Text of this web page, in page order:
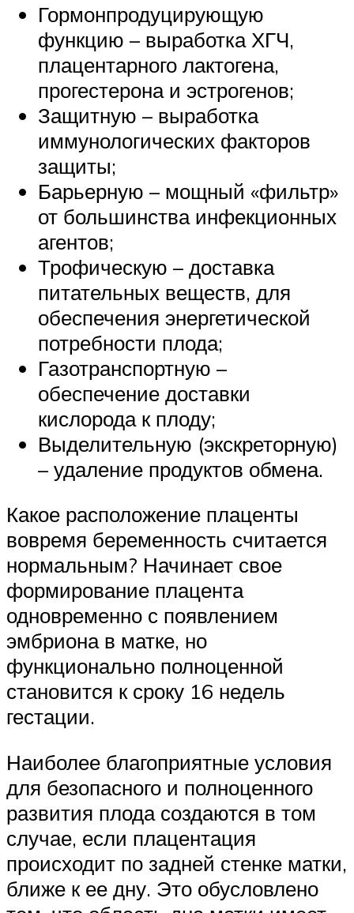
Гормонпродуцирующую
функцию – выработка ХГЧ,
плацентарного лактогена,
прогестерона и эстрогенов;
Защитную – выработка
иммунологических факторов
защиты;
Барьерную – мощный «фильтр»
от большинства инфекционных
агентов;
Трофическую – доставка
питательных веществ, для
обеспечения энергетической
потребности плода;
Газотранспортную –
обеспечение доставки
кислорода к плоду;
Выделительную (экскреторную)
– удаление продуктов обмена.
Какое расположение плаценты
вовремя беременность считается
нормальным? Начинает свое
формирование плацента
одновременно с появлением
эмбриона в матке, но
функционально полноценной
становится к сроку 16 недель
гестации.
Наиболее благоприятные условия
для безопасного и полноценного
развития плода создаются в том
случае, если плацентация
происходит по задней стенке матки,
ближе к ее дну. Это обусловлено